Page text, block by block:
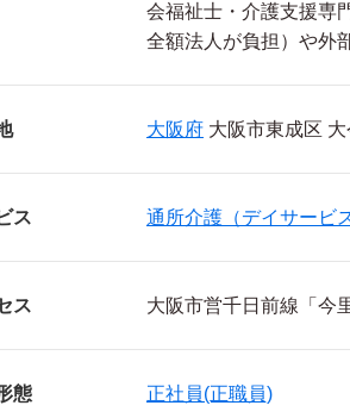
会福祉士・介護支援専
全額法人が負担）や外
大阪府 大阪市東成区
ス 通所介護（デイサービス
ス 大阪市営千日前線「今
態 正社員(正職員)